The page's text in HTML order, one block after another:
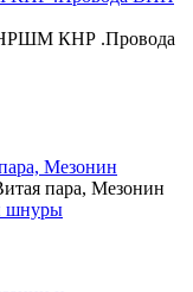
КНР .Провода
Мезонин
пара, Мезонин
шнуры